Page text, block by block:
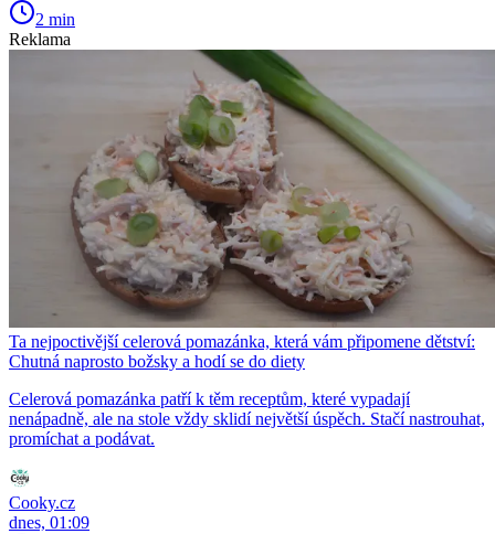
2 min
Reklama
Ta nejpoctivější celerová pomazánka, která vám připomene dětství:
Chutná naprosto božsky a hodí se do diety
Celerová pomazánka patří k těm receptům, které vypadají
nenápadně, ale na stole vždy sklidí největší úspěch. Stačí nastrouhat,
promíchat a podávat.
Cooky.cz
dnes, 01:09